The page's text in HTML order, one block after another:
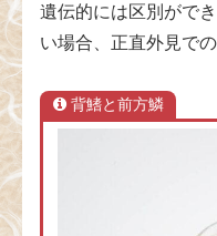
遺伝的には区別がで
い場合、正直外見で
背鰭と前方鱗